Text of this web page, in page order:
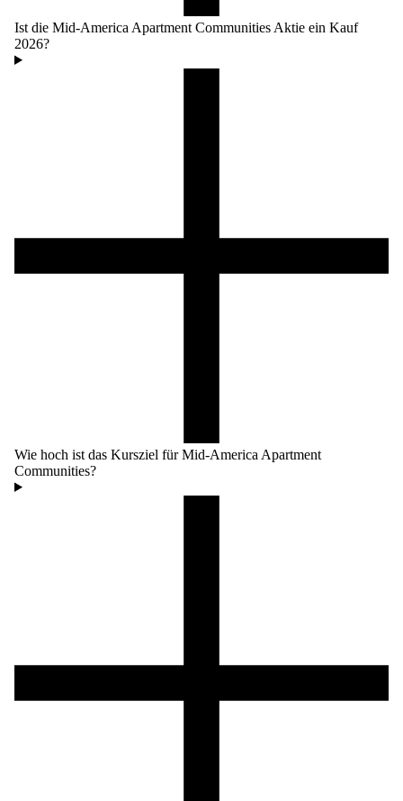
Ist die Mid-America Apartment Communities Aktie ein Kauf
2026?
Wie hoch ist das Kursziel für Mid-America Apartment
Communities?